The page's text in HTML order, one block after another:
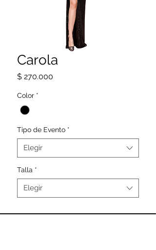
Carola
$ 270.000
Color *
Tipo de Evento *
Elegir
Talla *
Elegir